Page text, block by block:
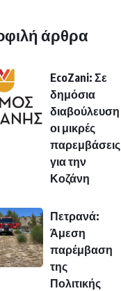
άρθρα
EcoZani: Σε
δημόσια
διαβούλευση
οι μικρές
παρεμβάσεις
για την
Κοζάνη
Πετρανά:
Άμεση
παρέμβαση
της
Πολιτικής